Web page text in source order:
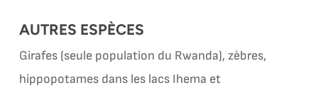
AUTRES ESPÈCES
Girafes (seule population du Rwanda), zèbres,
hippopotames dans les lacs Ihema et